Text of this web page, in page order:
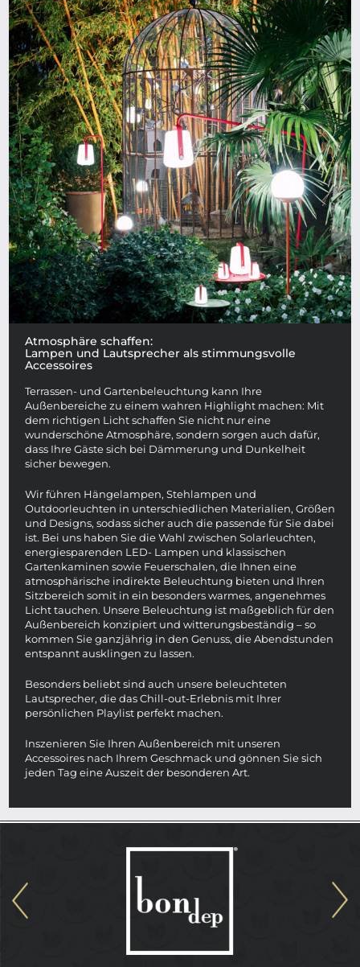
Atmosphäre schaffen:
Lampen und Lautsprecher als stimmungsvolle
Accessoires
Terrassen- und Gartenbeleuchtung kann Ihre
Außenbereiche zu einem wahren Highlight machen: Mit
dem richtigen Licht schaffen Sie nicht nur eine
wunderschöne Atmosphäre, sondern sorgen auch dafür,
dass Ihre Gäste sich bei Dämmerung und Dunkelheit
sicher bewegen.
Wir führen Hängelampen, Stehlampen und
Outdoorleuchten in unterschiedlichen Materialien, Größen
und Designs, sodass sicher auch die passende für Sie dabei
ist. Bei uns haben Sie die Wahl zwischen Solarleuchten,
energiesparenden LED- Lampen und klassischen
Gartenkaminen sowie Feuerschalen, die Ihnen eine
atmosphärische indirekte Beleuchtung bieten und Ihren
Sitzbereich somit in ein besonders warmes, angenehmes
Licht tauchen. Unsere Beleuchtung ist maßgeblich für den
Außenbereich konzipiert und witterungsbeständig – so
kommen Sie ganzjährig in den Genuss, die Abendstunden
entspannt ausklingen zu lassen.
Besonders beliebt sind auch unsere beleuchteten
Lautsprecher, die das Chill-out-Erlebnis mit Ihrer
persönlichen Playlist perfekt machen.
Inszenieren Sie Ihren Außenbereich mit unseren
Accessoires nach Ihrem Geschmack und gönnen Sie sich
jeden Tag eine Auszeit der besonderen Art.